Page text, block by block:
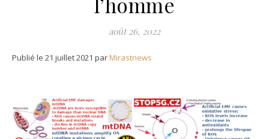
août 26, 2022
Publié le 21 juillet 2021 parMirastnews